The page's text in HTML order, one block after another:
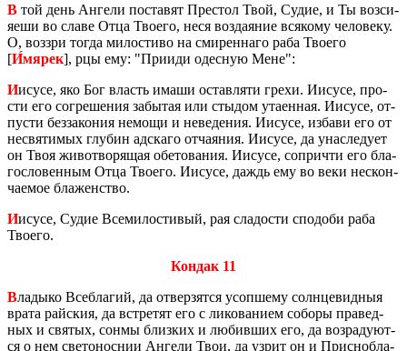
В той день Ан­ге­ли по­ста­вят Пре­стол Твой, Судие, и Ты воз­си­
я­е­ши во славе Отца Тво­е­го, неся воз­да­я­ние вся­ко­му че­ло­ве­ку.
О, воз­зри тогда ми­ло­сти­во на сми­рен­на­го раба Тво­е­го
[И́мярек], рцы ему: "При­и­ди одес­ную Мене":
Иисусе, яко Бог власть имаши остав­ля­ти грехи. Иису­се, про­
сти его со­гре­ше­ния за­бы­тая или сты­дом ута­ен­ная. Иису­се, от­
пу­сти без­за­ко­ния немо­щи и неве­де­ния. Иису­се, из­ба­ви его от
несвя­ти­мых глу­бин ад­ска­го от­ча­я­ния. Иису­се, да уна­сле­ду­ет
он Твоя жи­во­тво­ря­щая обе­то­ва­ния. Иису­се, со­при­чти его бла­
го­сло­вен­ным Отца Тво­е­го. Иису­се, даждь ему во веки нескон­
ча­е­мое бла­жен­ство.
Иисусе, Судие Все­ми­ло­сти­вый, рая сла­до­сти спо­до­би раба
Тво­е­го.
Кондак 11
Вла­ды­ко Все­б­ла­гий, да от­вер­зят­ся усоп­ше­му солн­це­вид­ныя
врата рай­ския, да встре­тят его с ли­ко­ва­ни­ем со­бо­ры пра­вед­
ных и свя­тых, сонмы близ­ких и лю­бив­ших его, да воз­ра­ду­ют­
ся о нем све­то­нос­нии Ан­ге­ли Твои, да узрит он и Прис­нобла­